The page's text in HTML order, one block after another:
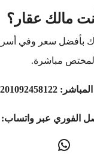
مالك عقار؟
بأفضل سعر وفي
المختص مباشرة.
الفوري عبر واتساب: